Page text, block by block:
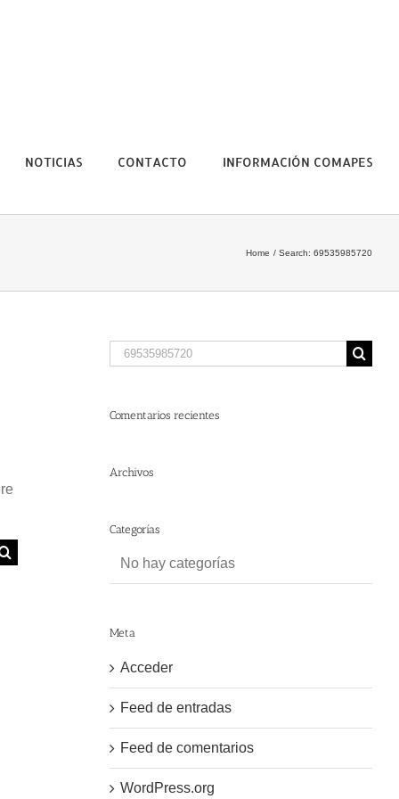
NOTICIAS CONTACTO INFORMACIÓN COMAPES
Home Search: 69535985720
Search
for:
Comentarios recientes
Archivos
Categorías
No hay categorías
Meta
Acceder
Feed de entradas
Feed de comentarios
WordPress.org